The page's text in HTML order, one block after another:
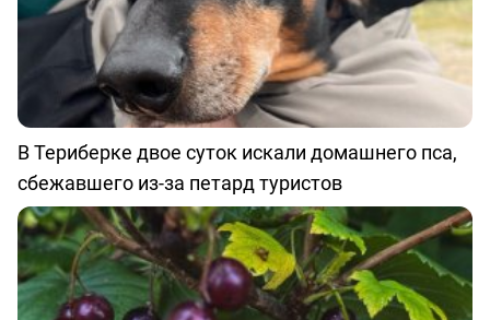
В Териберке двое суток искали домашнего пса,
сбежавшего из-за петард туристов